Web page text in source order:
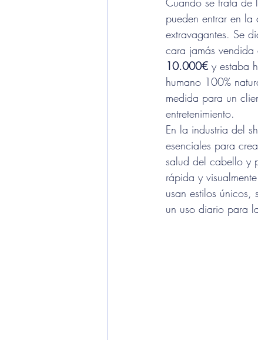
pueden entrar en
extravagantes. Se
cara jamás
10.000€ y estaba
humano 100%
medida para un
entretenimiento.
En la industria del
esenciales para
salud del cabello y
rápida y
usan estilos únicos,
un uso diario para